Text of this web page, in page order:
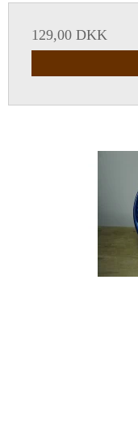
129,00 DKK